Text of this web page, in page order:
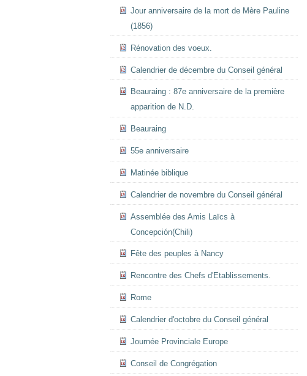
Jour anniversaire de la mort de Mère Pauline
(1856)
Rénovation des voeux.
Calendrier de décembre du Conseil général
Beauraing : 87e anniversaire de la première
apparition de N.D.
Beauraing
55e anniversaire
Matinée biblique
Calendrier de novembre du Conseil général
Assemblée des Amis Laïcs à
Concepción(Chili)
Fête des peuples à Nancy
Rencontre des Chefs d'Etablissements.
Rome
Calendrier d'octobre du Conseil général
Journée Provinciale Europe
Conseil de Congrégation